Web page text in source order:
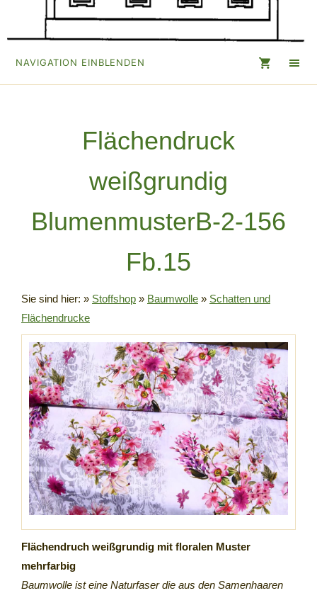
NAVIGATION EINBLENDEN
Flächendruck
weißgrundig
BlumenmusterB-2-156
Fb.15
Sie sind hier: » Stoffshop » Baumwolle » Schatten und
Flächendrucke
Flächendruch weißgrundig mit floralen Muster
mehrfarbig
Baumwolle ist eine Naturfaser die aus den Samenhaaren